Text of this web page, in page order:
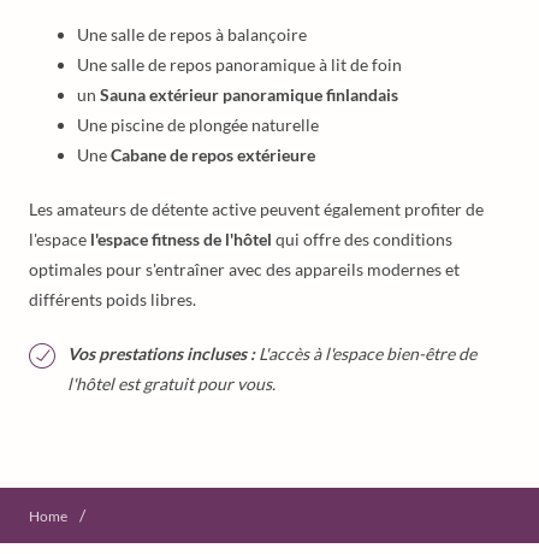
Une salle de repos à balançoire
Une salle de repos panoramique à lit de foin
un Sauna extérieur panoramique finlandais
Une piscine de plongée naturelle
UneCabane de repos extérieure
Les amateurs de détente active peuvent également profiter de
l'espace l'espace fitness de l'hôtel qui offre des conditions
optimales pour s'entraîner avec des appareils modernes et
différents poids libres.
Vos prestations incluses :L'accès à l'espace bien-être de
l'hôtel est gratuit pour vous.
Home /